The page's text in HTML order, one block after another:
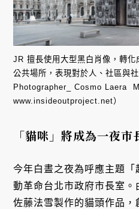
JR 擅長使用大型黑白肖像，轉
公共場所，表現對於人、社區與
Photographer_ Cosmo Laera
www.insideoutproject.net）
「貓咪」將成為一夜市
今年白晝之夜為呼應主題
動革命台北市政府市長室
佐藤法雪製作的貓頭作品